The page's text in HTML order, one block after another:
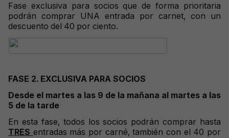
Fase exclusiva para socios que de forma prioritaria
podrán comprar UNA entrada por carnet, con un
descuento del 40 por ciento.
FASE 2. EXCLUSIVA PARA SOCIOS
Desde el martes a las 9 de la mañana al martes a las
5 de la tarde
En esta fase, todos los socios podrán comprar hasta
TRES entradas más por carné, también con el 40 por